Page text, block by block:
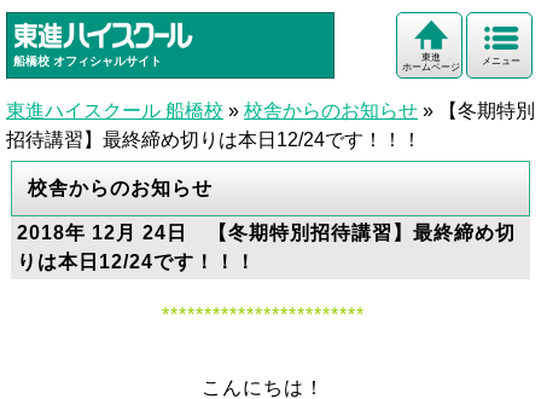
船橋校 オフィシャルサイト メニュー
東進
ホームページ
東進ハイスクール 船橋校 » 校舎からのお知らせ »
【冬期特別
招待講習】最終締め切りは本日12/24です！！！
校舎からのお知らせ
2018年 12月 24日 【冬期特別招待講習】最終締め切
りは本日12/24です！！！
************************
こんにちは！